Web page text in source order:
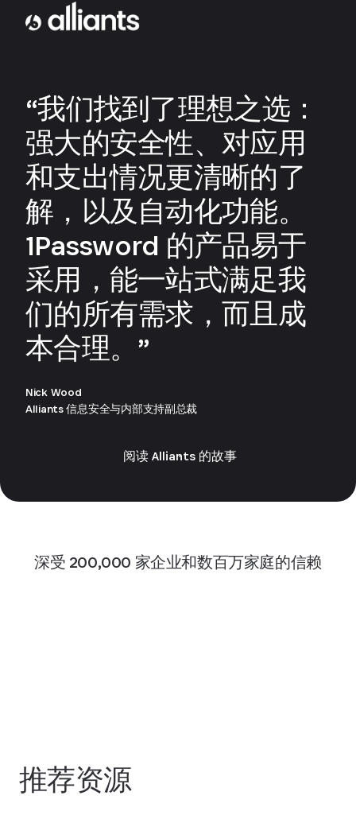
“我们找到了理想之选：
强大的安全性、对应用
和支出情况更清晰的了
解，以及自动化功能。
1Password 的产品易于
采用，能一站式满足我
们的所有需求，而且成
本合理。”
Nick Wood
Alliants 信息安全与内部支持副总裁
阅读 Alliants 的故事
深受 200,000 家企业和数百万家庭的信赖
推荐资源